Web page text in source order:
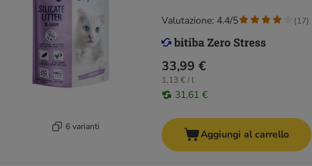
6 varianti
33,99 €
1,13 € / l
31,61 €
Valutazione: 4.4/5 (17)
Aggiungi al carrello